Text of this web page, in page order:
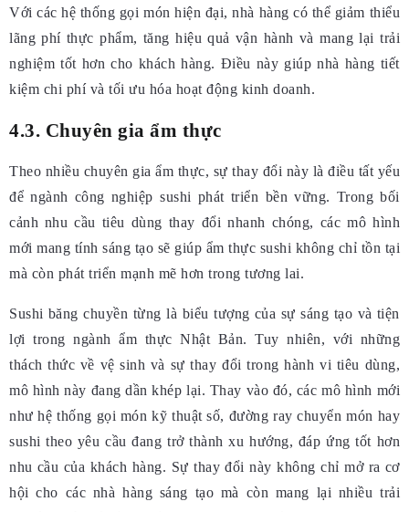
Với các hệ thống gọi món hiện đại, nhà hàng có thể giảm thiểu
lãng phí thực phẩm, tăng hiệu quả vận hành và mang lại trải
nghiệm tốt hơn cho khách hàng. Điều này giúp nhà hàng tiết
kiệm chi phí và tối ưu hóa hoạt động kinh doanh.
4.3. Chuyên gia ẩm thực
Theo nhiều chuyên gia ẩm thực, sự thay đổi này là điều tất yếu
để ngành công nghiệp sushi phát triển bền vững. Trong bối
cảnh nhu cầu tiêu dùng thay đổi nhanh chóng, các mô hình
mới mang tính sáng tạo sẽ giúp ẩm thực sushi không chỉ tồn tại
mà còn phát triển mạnh mẽ hơn trong tương lai.
Sushi băng chuyền từng là biểu tượng của sự sáng tạo và tiện
lợi trong ngành ẩm thực Nhật Bản. Tuy nhiên, với những
thách thức về vệ sinh và sự thay đổi trong hành vi tiêu dùng,
mô hình này đang dần khép lại. Thay vào đó, các mô hình mới
như hệ thống gọi món kỹ thuật số, đường ray chuyển món hay
sushi theo yêu cầu đang trở thành xu hướng, đáp ứng tốt hơn
nhu cầu của khách hàng. Sự thay đổi này không chỉ mở ra cơ
hội cho các nhà hàng sáng tạo mà còn mang lại nhiều trải